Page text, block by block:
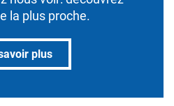
la plus proche.
plus